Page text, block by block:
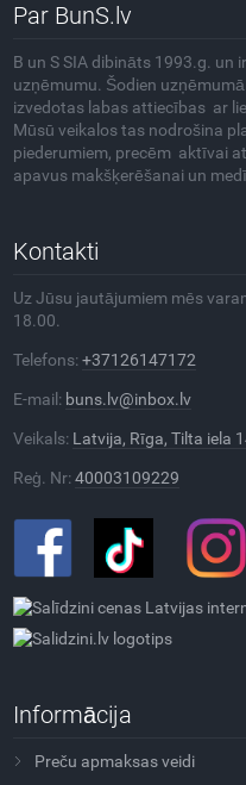
Par BunS.lv
B un S SIA dibināts 1993.g.
uzņēmumu. Šodien
izvedotas labas attiecības ar
Mūsū veikalos tas nodrošina
piederumiem, precēm aktīvai
apavus makšķerēšanai un
Kontakti
Uz Jūsu jautājumiem mēs
18.00.
Telefons:+37126147172
E-mail: buns.lv@inbox.lv
Veikals: Latvija, Rīga, Tilta iela
Reģ. Nr:40003109229
Informācija
Preču apmaksas veidi